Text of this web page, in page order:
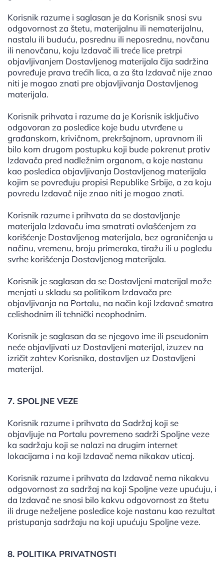
Korisnik razume i saglasan je da Korisnik snosi svu
odgovornost za štetu, materijalnu ili nematerijalnu,
nastalu ili buduću, posrednu ili neposrednu, novčanu
ili nenovčanu, koju Izdavač ili treće lice pretrpi
objavljivanjem Dostavljenog materijala čija sadržina
povređuje prava trećih lica, a za šta Izdavač nije znao
niti je mogao znati pre objavljivanja Dostavljenog
materijala.
Korisnik prihvata i razume da je Korisnik isključivo
odgovoran za posledice koje budu utvrđene u
građanskom, krivičnom, prekršajnom, upravnom ili
bilo kom drugom postupku koji bude pokrenut protiv
Izdavača pred nadležnim organom, a koje nastanu
kao posledica objavljivanja Dostavljenog materijala
kojim se povređuju propisi Republike Srbije, a za koju
povredu Izdavač nije znao niti je mogao znati.
Korisnik razume i prihvata da se dostavljanje
materijala Izdavaču ima smatrati ovlašćenjem za
korišćenje Dostavljenog materijala, bez ograničenja u
načinu, vremenu, broju primeraka, tiražu ili u pogledu
svrhe korišćenja Dostavljenog materijala.
Korisnik je saglasan da se Dostavljeni materijal može
menjati u skladu sa politikom Izdavača pre
objavljivanja na Portalu, na način koji Izdavač smatra
celishodnim ili tehnički neophodnim.
Korisnik je saglasan da se njegovo ime ili pseudonim
neće objavljivati uz Dostavljeni materijal, izuzev na
izričit zahtev Korisnika, dostavljen uz Dostavljeni
materijal.
7. SPOLJNE VEZE
Korisnik razume i prihvata da Sadržaj koji se
objavljuje na Portalu povremeno sadrži Spoljne veze
ka sadržaju koji se nalazi na drugim internet
lokacijama i na koji Izdavač nema nikakav uticaj.
Korisnik razume i prihvata da Izdavač nema nikakvu
odgovornost za sadržaj na koji Spoljne veze upućuju, i
da Izdavač ne snosi bilo kakvu odgovornost za štetu
ili druge neželjene posledice koje nastanu kao rezultat
pristupanja sadržaju na koji upućuju Spoljne veze.
8. POLITIKA PRIVATNOSTI